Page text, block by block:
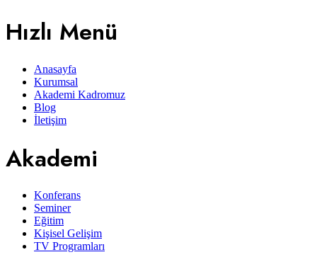
Hızlı Menü
Anasayfa
Kurumsal
Akademi Kadromuz
Blog
İletişim
Akademi
Konferans
Seminer
Eğitim
Kişisel Gelişim
TV Programları